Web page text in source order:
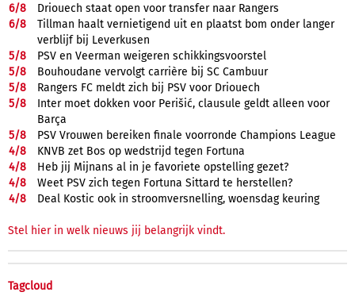
6/8
Driouech staat open voor transfer naar Rangers
6/8
Tillman haalt vernietigend uit en plaatst bom onder langer
verblijf bij Leverkusen
5/8
PSV en Veerman weigeren schikkingsvoorstel
5/8
Bouhoudane vervolgt carrière bij SC Cambuur
5/8
Rangers FC meldt zich bij PSV voor Driouech
5/8
Inter moet dokken voor Perišić, clausule geldt alleen voor
Barça
5/8
PSV Vrouwen bereiken finale voorronde Champions League
4/8
KNVB zet Bos op wedstrijd tegen Fortuna
4/8
Heb jij Mijnans al in je favoriete opstelling gezet?
4/8
Weet PSV zich tegen Fortuna Sittard te herstellen?
4/8 Deal Kostic ook in stroomversnelling, woensdag keuring
Stel hier in welk nieuws jij belangrijk vindt.
Tagcloud